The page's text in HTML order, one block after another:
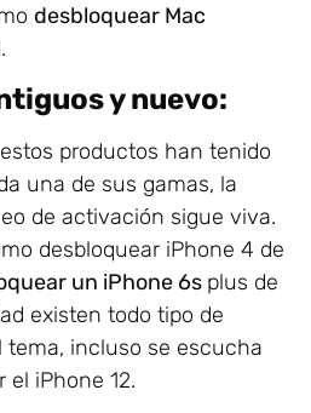
desbloquear Mac
y nuevo:
productos han tenido
una de sus gamas, la
de activación sigue viva.
desbloquear iPhone 4 de
un iPhone 6s plus de
existen todo tipo de
tema, incluso se escucha
el iPhone 12.